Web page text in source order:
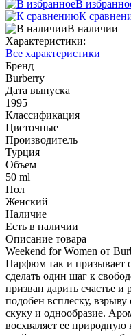
В
К
В наличии
Характеристики:
Все характеристики
Бренд
Burberry
Дата выпуска
1995
Классификация
Цветочные
Производитель
Турция
Объем
50 ml
Пол
Женский
Наличие
Есть в наличии
Описание товара
Weekend for Women от
Парфюм так и призывает
сделать один шаг к
призван дарить счастье
подобен всплеску,
скуку и однообразие.
восхваляет ее природную